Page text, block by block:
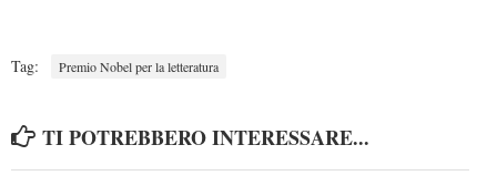
Tag: Premio Nobel per la letteratura
TI POTREBBERO INTERESSARE...